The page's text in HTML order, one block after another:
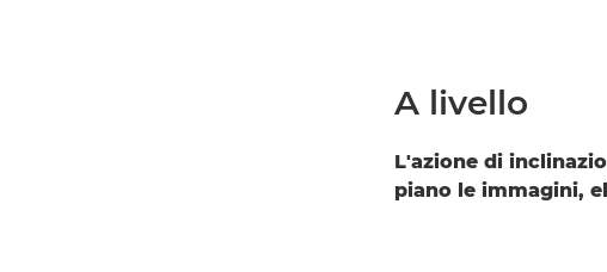
A livello
L'azione di
piano le immagini,